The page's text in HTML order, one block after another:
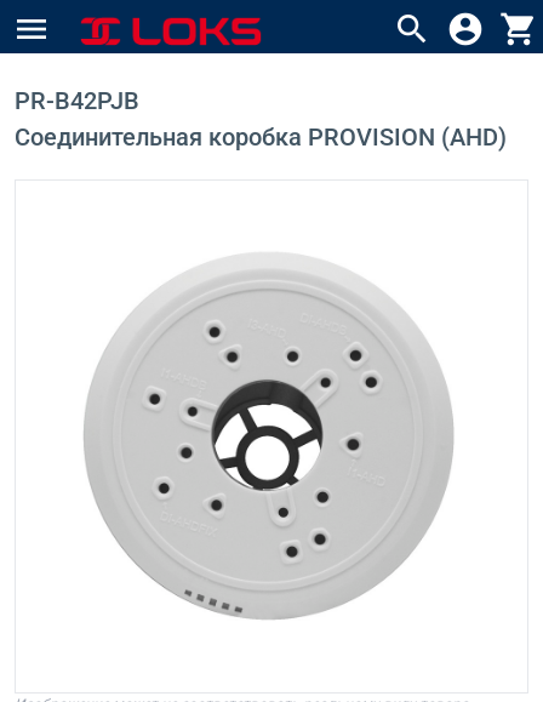
menu search account_circle shopping_cart
PR-B42PJB
Соединительная коробка PROVISION (AHD)